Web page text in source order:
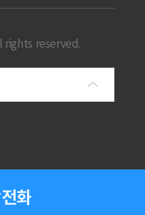
rights reserved.
화